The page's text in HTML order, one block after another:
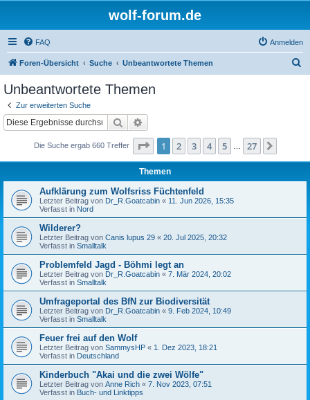
wolf-forum.de
FAQ Anmelden
Foren-Übersicht Suche Unbeantwortete Themen
Unbeantwortete Themen
Zur erweiterten Suche
Suche
Die Suche ergab 660 Treffer Seite 1von 27
1 2 3 4 5 27
Themen
Aufklärung zum Wolfsriss Füchtenfeld
Letzter Beitrag von Dr_R.Goatcabin « 11. Jun 2026, 15:35
Verfasst in Nord
Wilderer?
Letzter Beitrag von Canis lupus 29 « 20. Jul 2025, 20:32
Verfasst in Smalltalk
Problemfeld Jagd - Böhmi legt an
Letzter Beitrag von Dr_R.Goatcabin « 7. Mär 2024, 20:02
Verfasst in Smalltalk
Umfrageportal des BfN zur Biodiversität
Letzter Beitrag von Dr_R.Goatcabin « 9. Feb 2024, 10:49
Verfasst in Smalltalk
Feuer frei auf den Wolf
Letzter Beitrag von SammysHP « 1. Dez 2023, 18:21
Verfasst in Deutschland
Kinderbuch "Akai und die zwei Wölfe"
Letzter Beitrag von Anne Rich « 7. Nov 2023, 07:51
Verfasst in Buch- und Linktipps